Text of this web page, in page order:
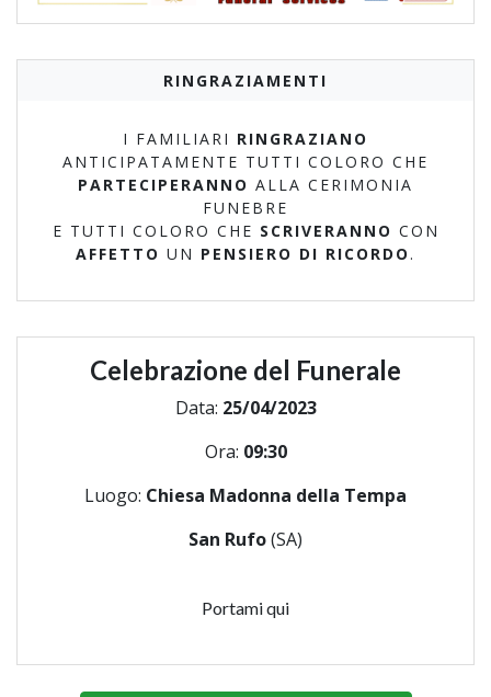
RINGRAZIAMENTI
I FAMILIARI RINGRAZIANO
ANTICIPATAMENTE TUTTI COLORO CHE
PARTECIPERANNO ALLA CERIMONIA
FUNEBRE
E TUTTI COLORO CHE SCRIVERANNO CON
AFFETTO UN PENSIERO DI RICORDO .
Celebrazione del Funerale
Data: 25/04/2023
Ora: 09:30
Luogo: Chiesa Madonna della Tempa
San Rufo(SA)
Portami qui